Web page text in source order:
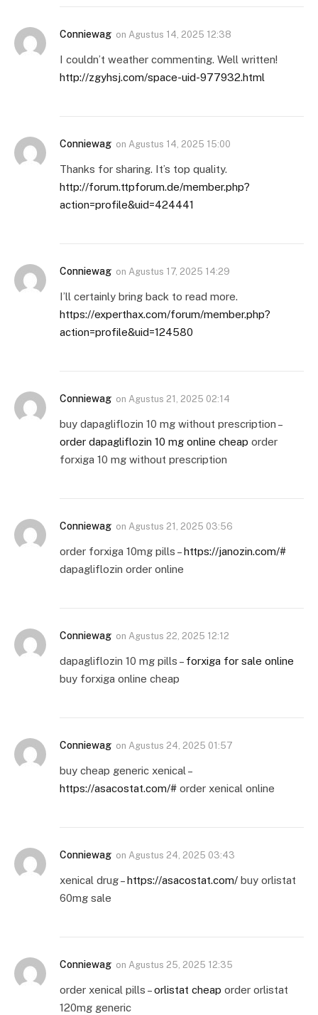
Conniewag on Agustus 14, 2025 12:38
I couldn’t weather commenting. Well written!
http://zgyhsj.com/space-uid-977932.html
Conniewag on Agustus 14, 2025 15:00
Thanks for sharing. It’s top quality.
http://forum.ttpforum.de/member.php?
action=profile&uid=424441
Conniewag on Agustus 17, 2025 14:29
I’ll certainly bring back to read more.
https://experthax.com/forum/member.php?
action=profile&uid=124580
Conniewag on Agustus 21, 2025 02:14
buy dapagliflozin 10 mg without prescription –
order dapagliflozin 10 mg online cheap order
forxiga 10 mg without prescription
Conniewag on Agustus 21, 2025 03:56
order forxiga 10mg pills –https://janozin.com/#
dapagliflozin order online
Conniewag on Agustus 22, 2025 12:12
dapagliflozin 10 mg pills – forxiga for sale online
buy forxiga online cheap
Conniewag on Agustus 24, 2025 01:57
buy cheap generic xenical –
https://asacostat.com/# order xenical online
Conniewag on Agustus 24, 2025 03:43
xenical drug –https://asacostat.com/ buy orlistat
60mg sale
Conniewag on Agustus 25, 2025 12:35
order xenical pills –orlistat cheap order orlistat
120mg generic